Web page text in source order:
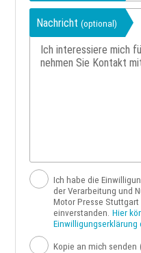
Nachricht(optional)
Ich habe die
der Verarbeitung und
Motor Presse
einverstanden. Hier
Einwilligungserklärung
Kopie an mich senden